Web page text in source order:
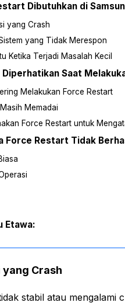
Dibutuhkan di
yang Crash
yang Tidak Merespon
Ketika Terjadi Masalah Kecil
Diperhatikan Saat
Melakukan Force Restart
Memadai
Force Restart untuk
Force Restart Tidak
Etawa:
yang Crash
stabil atau mengalami